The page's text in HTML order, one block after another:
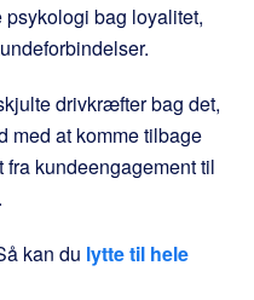
bag loyalitet,
drivkræfter bag det,
med at komme tilbage
fra kundeengagement til
kan du lytte til hele